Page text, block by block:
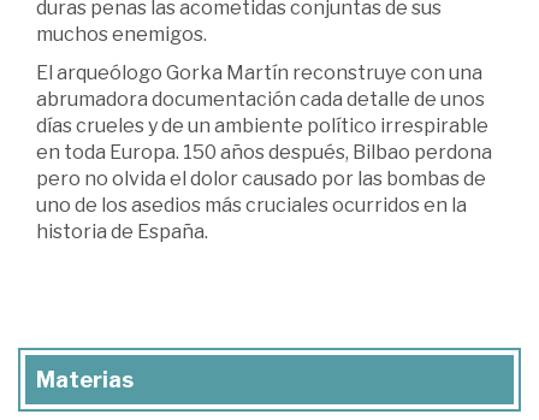
duras penas las acometidas conjuntas de sus
muchos enemigos.
El arqueólogo Gorka Martín reconstruye con una
abrumadora documentación cada detalle de unos
días crueles y de un ambiente político irrespirable
en toda Europa. 150 años después, Bilbao perdona
pero no olvida el dolor causado por las bombas de
uno de los asedios más cruciales ocurridos en la
historia de España.
Materias